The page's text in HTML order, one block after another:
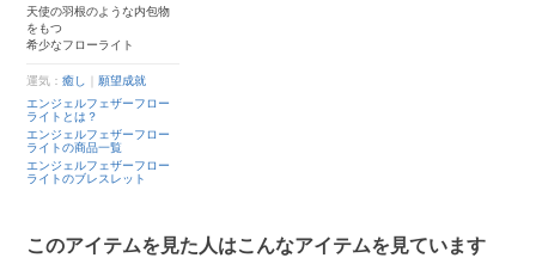
天使の羽根のような内包物
をもつ
希少なフローライト
運気：癒し
願望成就
エンジェルフェザーフロー
ライトとは？
エンジェルフェザーフロー
ライトの商品一覧
エンジェルフェザーフロー
ライトのブレスレット
このアイテムを見た人はこんなアイテムを見ています